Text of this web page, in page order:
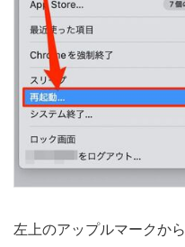
左上のアップルマークから